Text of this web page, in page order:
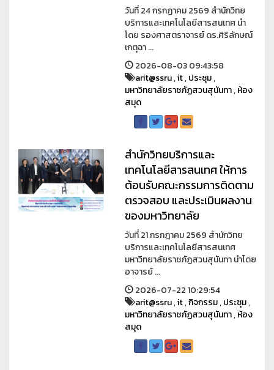
วันที่ 24 กรกฏาคม 2569 สำนักวิทย
บริการและเทคโนโลยีสารสนเทศ นำ
โดย รองศาสตราจารย์ ดร.ศิริลักษณ์
เกตุฉา ...
2026-08-03 09:43:58
arit@ssru,it,ประชุม,
มหาวิทยาลัยราชภัฏสวนสุนันทา,ห้อง
สมุด
สำนักวิทยบริการและ
เทคโนโลยีสารสนเทศ ให้การ
ต้อนรับคณะกรรมการติดตาม
ตรวจสอบ และประเมินผลงาน
ของมหาวิทยาลัย
วันที่ 21 กรกฎาคม 2569 สำนักวิทย
บริการและเทคโนโลยีสารสนเทศ
มหาวิทยาลัยราชภัฏสวนสุนันทา นำโดย
อาจารย์ ...
2026-07-22 10:29:54
arit@ssru,it,กิจกรรม,ประชุม,
มหาวิทยาลัยราชภัฏสวนสุนันทา,ห้อง
สมุด